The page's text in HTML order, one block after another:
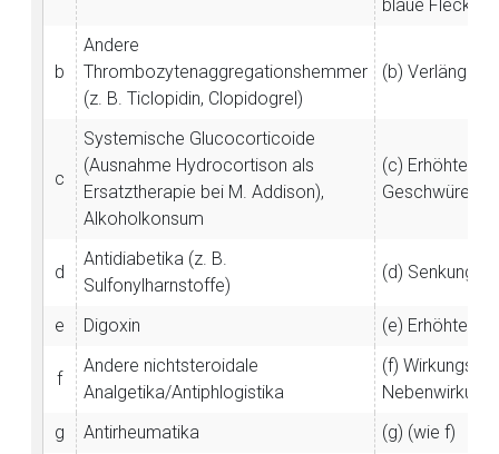
blaue
b
Andere
Thrombozytenaggregationshemmer
(z. B. Ticlopidin, Clopidogrel)
(b)
c
Systemische Glucocorticoide
(Ausnahme Hydrocortison als
Ersatztherapie bei M. Addison),
Alkoholkonsum
(c) Erhöhtes
Geschwüre u.
d
Antidiabetika (z. B.
Sulfonylharnstoffe)
(d) Senkung
e Digoxin (e) Erhöhte
f
Andere nichtsteroidale
Analgetika/Antiphlogistika
(f)
g
Antirheumatika
(g) (wie f)